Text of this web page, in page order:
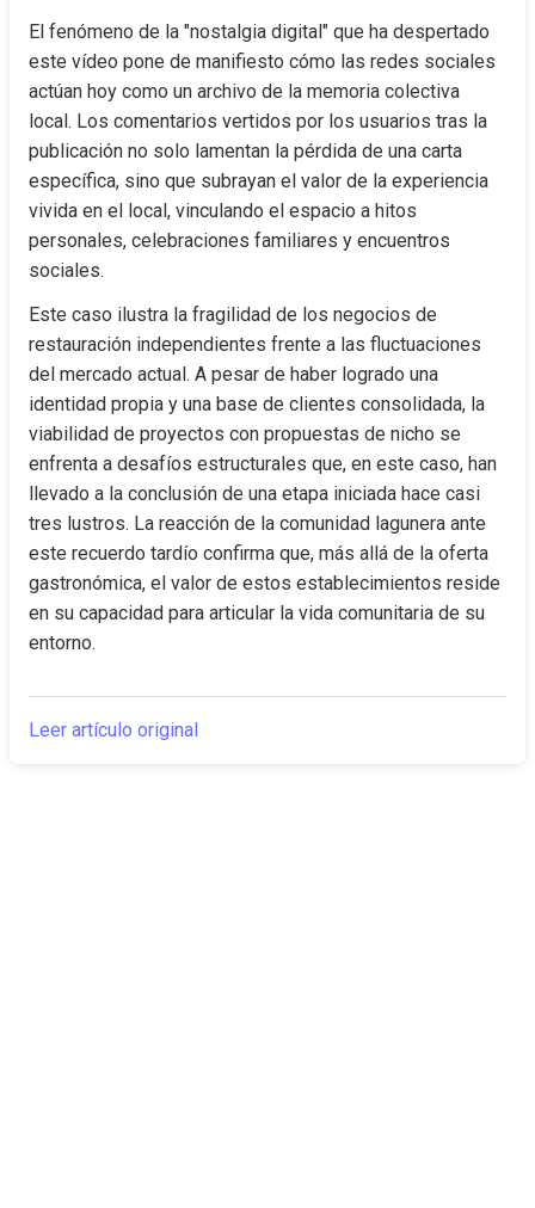
El fenómeno de la "nostalgia digital" que ha despertado
este vídeo pone de manifiesto cómo las redes sociales
actúan hoy como un archivo de la memoria colectiva
local. Los comentarios vertidos por los usuarios tras la
publicación no solo lamentan la pérdida de una carta
específica, sino que subrayan el valor de la experiencia
vivida en el local, vinculando el espacio a hitos
personales, celebraciones familiares y encuentros
sociales.
Este caso ilustra la fragilidad de los negocios de
restauración independientes frente a las fluctuaciones
del mercado actual. A pesar de haber logrado una
identidad propia y una base de clientes consolidada, la
viabilidad de proyectos con propuestas de nicho se
enfrenta a desafíos estructurales que, en este caso, han
llevado a la conclusión de una etapa iniciada hace casi
tres lustros. La reacción de la comunidad lagunera ante
este recuerdo tardío confirma que, más allá de la oferta
gastronómica, el valor de estos establecimientos reside
en su capacidad para articular la vida comunitaria de su
entorno.
Leer artículo original